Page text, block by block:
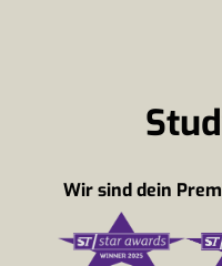
Wir sind dein